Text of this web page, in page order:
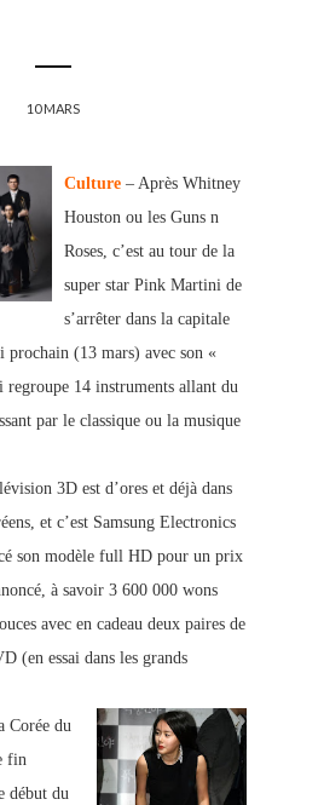
10 MARS
Culture – Après Whitney
Houston ou les Guns n
Roses, c’est au tour de la
super star Pink Martini de
s’arrêter dans la capitale
prochain (13 mars) avec son «
14 instruments allant du
par le classique ou la musique
3D est d’ores et déjà dans
et c’est Samsung Electronics
son modèle full HD pour un prix
à savoir 3 600 000 wons
avec en cadeau deux paires de
(en essai dans les grands
Corée du
fin
début du